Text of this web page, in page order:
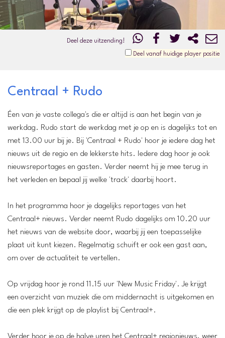
Deel deze uitzending!
Deel vanaf huidige player positie
Centraal + Rudo
Éen van je vaste collega's die er altijd is aan het begin van je
werkdag. Rudo start de werkdag met je op en is dagelijks tot en
met 13.00 uur bij je. Bij 'Centraal + Rudo' hoor je iedere dag het
nieuws uit de regio en de lekkerste hits. Iedere dag hoor je ook
nieuwsreportages en gasten. Verder neemt hij je mee terug in
het verleden en bepaal jij welke 'track' daarbij hoort.
In het programma hoor je dagelijks reportages van het
Centraal+ nieuws. Verder neemt Rudo dagelijks om 10.20 uur
het nieuws van de website door, waarbij jij een toepasselijke
plaat uit kunt kiezen. Regelmatig schuift er ook een gast aan,
om over de actualiteit te vertellen.
Op vrijdag hoor je rond 11.15 uur 'New Music Friday'. Je krijgt
een overzicht van muziek die om middernacht is uitgekomen en
die een plek krijgt op de playlist bij Centraal+.
Verder hoor je op de halve uren het Centraal+ regionieuws, weer